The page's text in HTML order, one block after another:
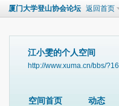
厦门大学登山协会论坛 返回首页
江小雯的个人空间
http://www.xuma.cn/bbs/?16
空间首页 动态